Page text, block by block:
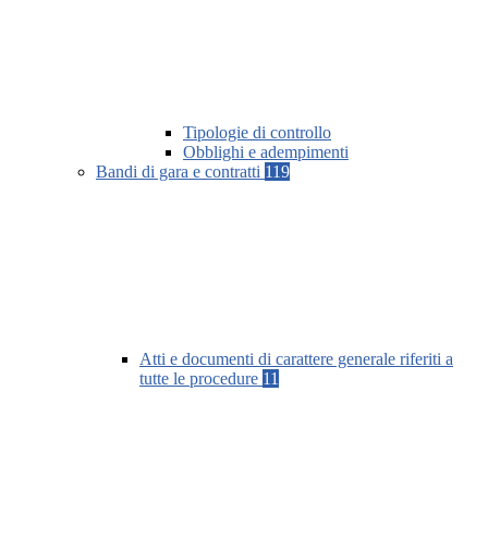
Tipologie di controllo
Obblighi e adempimenti
Bandi di gara e contratti 119
Atti e documenti di carattere generale riferiti a
tutte le procedure 11